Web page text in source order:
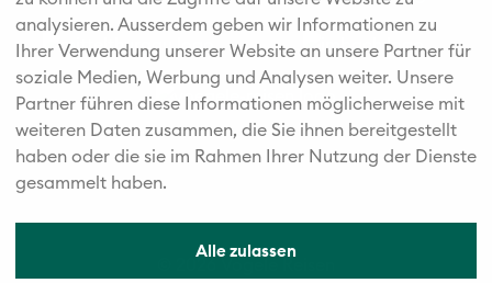
analysieren. Außerdem geben wir Informationen zu
Ihrer Verwendung unserer Website an unsere Partner für
soziale Medien, Werbung und Analysen weiter. Unsere
Partner führen diese Informationen möglicherweise mit
weiteren Daten zusammen, die Sie ihnen bereitgestellt
haben oder die sie im Rahmen Ihrer Nutzung der Dienste
gesammelt haben.
Alle zulassen